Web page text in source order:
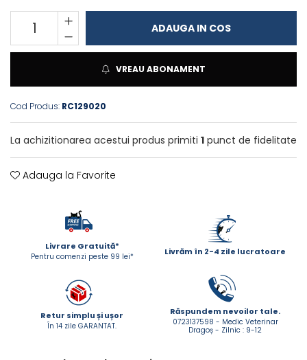
ANTIPARAZITARE INTERNE
VITAMINE ȘI SUPLIMENTE
NUTRACEUTICE
RECOMPENSE
ACCESORII
Masina de tuns
Recipient hrana
NISIP
SUPLIMENTE
ADAUGA IN COS
VREAU ABONAMENT
Cod Produs: RC129020
La achizitionarea acestui produs primiti 1 punct de fidelitate
Adauga la Favorite
Livrare Gratuită*
Pentru comenzi peste 99 lei* Livrăm în 2-4 zile lucratoare
Retur simplu și ușor
În 14 zile GARANTAT.
Răspundem nevoilor tale.
0723137598 - Medic Veterinar
Dragoș - Zilnic : 9-12